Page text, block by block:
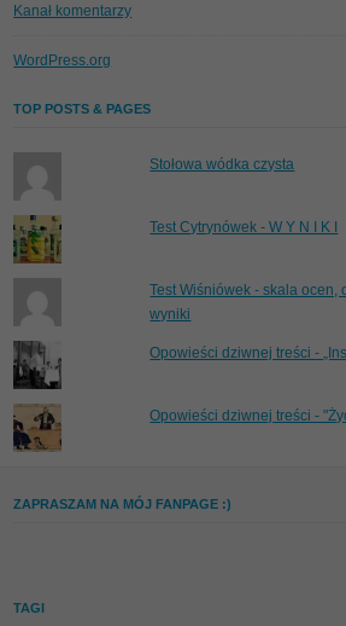
Kanał komentarzy
WordPress.org
TOP POSTS & PAGES
Stołowa wódka czysta
Test Cytrynówek - W Y N I K I
Test Wiśniówek - skala ocen,
wyniki
Opowieści dziwnej treści -
Opowieści dziwnej treści -
ZAPRASZAM NA MÓJ FANPAGE :)
TAGI